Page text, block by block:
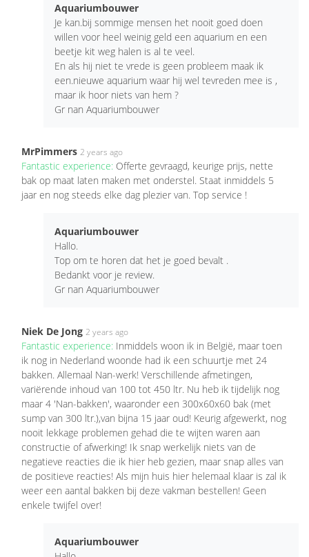
Aquariumbouwer
Je kan.bij sommige mensen het nooit goed doen
willen voor heel weinig geld een aquarium en een
beetje kit weg halen is al te veel.
En als hij niet te vrede is geen probleem maak ik
een.nieuwe aquarium waar hij wel tevreden mee is ,
maar ik hoor niets van hem ?
Gr nan Aquariumbouwer
MrPimmers 2 years ago
Fantastic experience: Offerte gevraagd, keurige prijs, nette
bak op maat laten maken met onderstel. Staat inmiddels 5
jaar en nog steeds elke dag plezier van. Top service !
Aquariumbouwer
Hallo.
Top om te horen dat het je goed bevalt .
Bedankt voor je review.
Gr nan Aquariumbouwer
Niek De Jong 2 years ago
Fantastic experience: Inmiddels woon ik in België, maar toen
ik nog in Nederland woonde had ik een schuurtje met 24
bakken. Allemaal Nan-werk! Verschillende afmetingen,
variërende inhoud van 100 tot 450 ltr. Nu heb ik tijdelijk nog
maar 4 'Nan-bakken', waaronder een 300x60x60 bak (met
sump van 300 ltr.),van bijna 15 jaar oud! Keurig afgewerkt, nog
nooit lekkage problemen gehad die te wijten waren aan
constructie of afwerking! Ik snap werkelijk niets van de
negatieve reacties die ik hier heb gezien, maar snap alles van
de positieve reacties! Als mijn huis hier helemaal klaar is zal ik
weer een aantal bakken bij deze vakman bestellen! Geen
enkele twijfel over!
Aquariumbouwer